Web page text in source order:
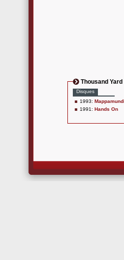
Thousand
Disques
1993: Mappamundi
1991: Hands On